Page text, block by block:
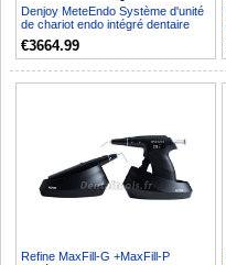
Denjoy MeteEndo Système d'unité
de chariot endo intégré dentaire
mobile (Moteur ...
€3664.99
Refine MaxFill-G +MaxFill-P